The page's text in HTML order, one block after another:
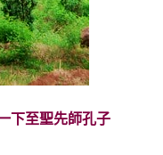
下至聖先師孔子